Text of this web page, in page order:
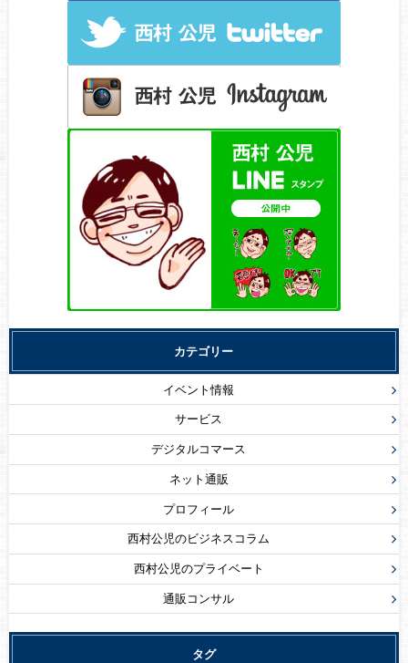
カテゴリー
イベント情報
サービス
デジタルコマース
ネット通販
プロフィール
西村公児のビジネスコラム
西村公児のプライベート
通販コンサル
タグ